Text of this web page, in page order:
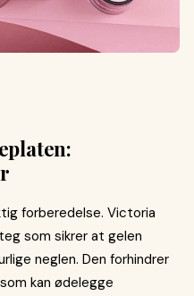
forberedelse. Victoria
som sikrer at gelen
neglen. Den forhindrer
kan ødelegge